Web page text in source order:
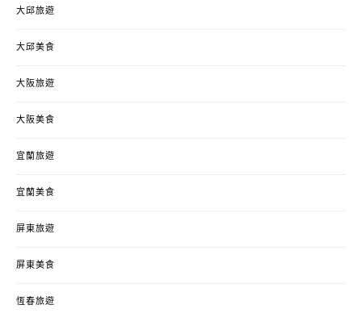
大邱旅遊
大邱美食
大阪旅遊
大阪美食
宜蘭旅遊
宜蘭美食
屏東旅遊
屏東美食
恆春旅遊